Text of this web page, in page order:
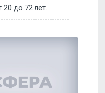
20 до 72 лет.